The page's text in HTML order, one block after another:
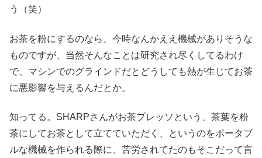
う（笑）
お茶を粉にするのなら、今時なんかええ機械がありそうな
ものですが、当然そんなことは研究され尽くしてるわけ
で、マシンでのグラインドだとどうしても熱が生じてお茶
に悪影響を与えるんだとか。
知ってる。SHARPさんがお茶プレッソという、茶葉を粉
茶にしてお茶として立てていただく、というのをポータブ
ルな機械を作られる際に、苦労されてたのもそこだって言